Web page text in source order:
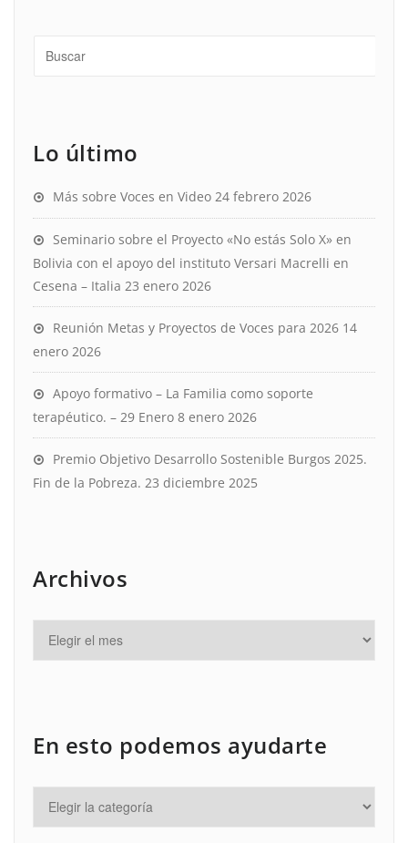
Lo último
Más sobre Voces en Video 24 febrero 2026
Seminario sobre el Proyecto «No estás Solo X» en
Bolivia con el apoyo del instituto Versari Macrelli en
Cesena – Italia 23 enero 2026
Reunión Metas y Proyectos de Voces para 2026 14
enero 2026
Apoyo formativo – La Familia como soporte
terapéutico. – 29 Enero 8 enero 2026
Premio Objetivo Desarrollo Sostenible Burgos 2025.
Fin de la Pobreza. 23 diciembre 2025
Archivos
En esto podemos ayudarte